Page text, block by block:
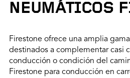
NEUMÁTICOS
Firestone ofrece una amplia
destinados a complementar casi
conducción o condición del
Firestone para conducción en